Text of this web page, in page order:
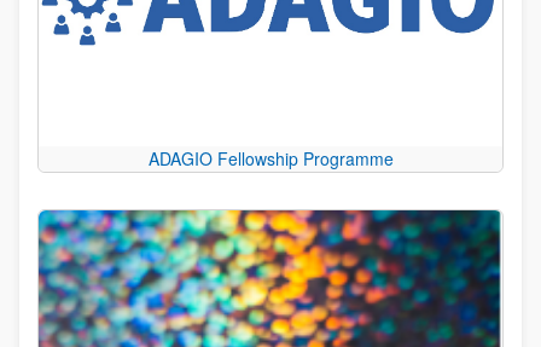
ADAGIO Fellowship Programme